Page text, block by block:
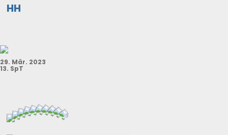
HH
29. Mär. 2023
13. SpT